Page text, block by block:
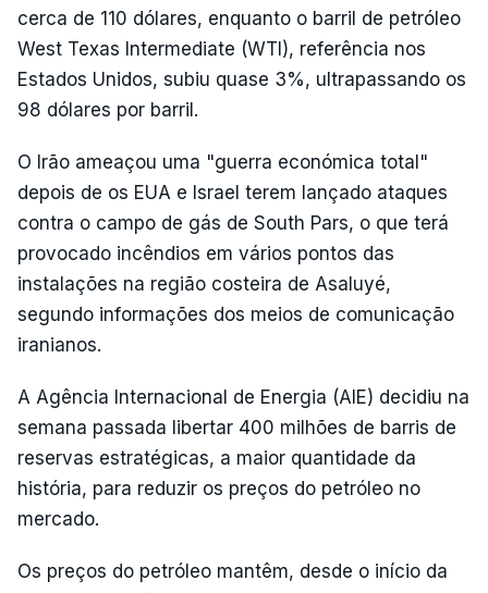
cerca de 110 dólares, enquanto o barril de petróleo
West Texas Intermediate (WTI), referência nos
Estados Unidos, subiu quase 3%, ultrapassando os
98 dólares por barril.
O Irão ameaçou uma "guerra económica total"
depois de os EUA e Israel terem lançado ataques
contra o campo de gás de South Pars, o que terá
provocado incêndios em vários pontos das
instalações na região costeira de Asaluyé,
segundo informações dos meios de comunicação
iranianos.
A Agência Internacional de Energia (AIE) decidiu na
semana passada libertar 400 milhões de barris de
reservas estratégicas, a maior quantidade da
história, para reduzir os preços do petróleo no
mercado.
Os preços do petróleo mantêm, desde o início da